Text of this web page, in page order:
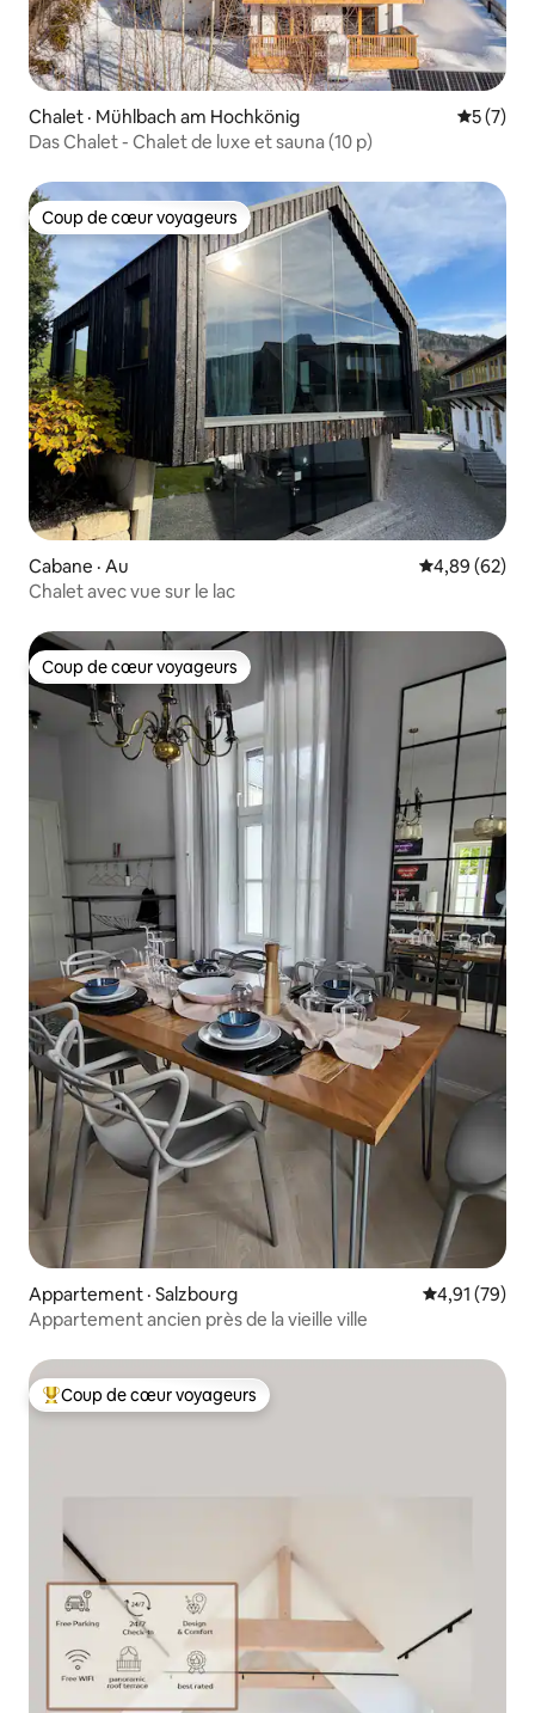
Chalet · Mühlbach am Hochkönig Note
5 (7)
Das Chalet - Chalet de luxe et sauna (10 p)
Coup de cœur voyageurs
Coup de cœur voyageurs
Cabane · Au Note
4,89 (62)
Chalet avec vue sur le lac
Coup de cœur voyageurs
Coup de cœur voyageurs
Appartement · Salzbourg Note
4,91 (79)
Appartement ancien près de la vieille ville
Coup de cœur voyageurs parmi les plus aimés
Coup de cœur voyageurs